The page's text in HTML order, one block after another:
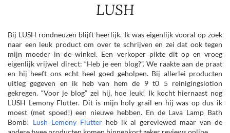
LUSH
Bij LUSH rondneuzen blijft heerlijk. Ik was eigenlijk vooral op zoek
naar een leuk product om over te schrijven en zei dat ook tegen
mijn moeder in de winkel. Een verkoper pikte dit op en vroeg
eigenlijk vrijwel direct: “Heb je een blog?”. We raakte aan de praat
en hij heeft ons echt heel goed geholpen. Bij allerlei producten
uitleg gegeven en ik heb van hem de 9 t0 5 reinigingslotion
gekregen. “Voor je blog” zei hij, hoe leuk! Ik kocht hiernaast nog
LUSH Lemony Flutter. Dit is mijn holy grail en hij was op dus ik
moest (met spoed!) een nieuwe hebben. En de Lava Lamp Bath
Bomb! Lush Lemony Flutter heb ik al gereviewed maar van de